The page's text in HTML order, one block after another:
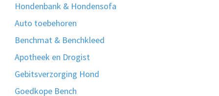
Hondenbank & Hondensofa
Auto toebehoren
Benchmat & Benchkleed
Apotheek en Drogist
Gebitsverzorging Hond
Goedkope Bench